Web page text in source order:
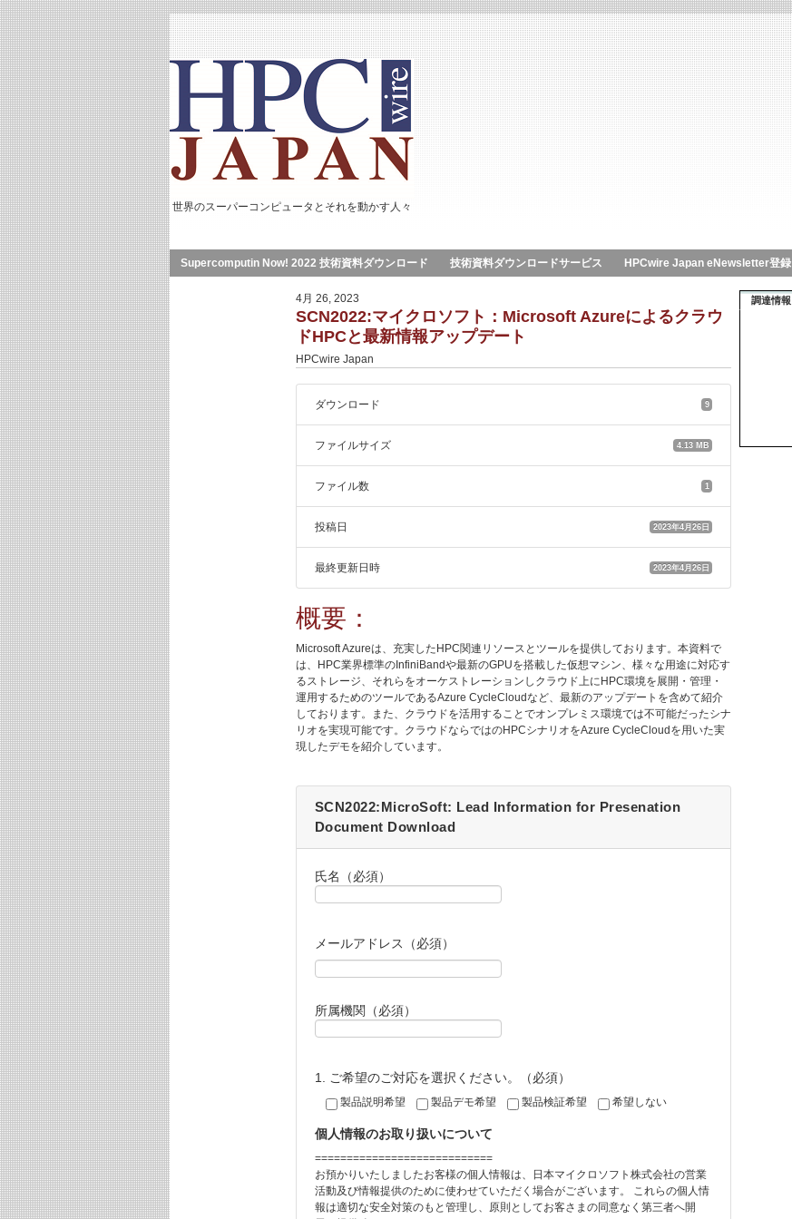
世界のスーパーコンピュータとそれを動かす人々
Supercomputin Now! 2022 技術資料ダウンロード 技術資料ダウンロードサービス HPCwire Japan eNewsletter登録
4月 26, 2023
SCN2022:マイクロソフト：Microsoft Azureによるクラウ
ドHPCと最新情報アップデート
HPCwire Japan
ダウンロード 9
ファイルサイズ 4.13 MB
ファイル数 1
投稿日 2023年4月26日
最終更新日時 2023年4月26日
概要：
Microsoft Azureは、充実したHPC関連リソースとツールを提供しております。本資料で
は、HPC業界標準のInfiniBandや最新のGPUを搭載した仮想マシン、様々な用途に対応す
るストレージ、それらをオーケストレーションしクラウド上にHPC環境を展開・管理・
運用するためのツールであるAzure CycleCloudなど、最新のアップデートを含めて紹介
しております。また、クラウドを活用することでオンプレミス環境では不可能だったシナ
リオを実現可能です。クラウドならではのHPCシナリオをAzure CycleCloudを用いた実
現したデモを紹介しています。
SCN2022:MicroSoft: Lead Information for Presenation
Document Download
氏名（必須）
メールアドレス（必須）
所属機関（必須）
1. ご希望のご対応を選択ください。（必須）
製品説明希望 製品デモ希望 製品検証希望 希望しない
個人情報のお取り扱いについて
============================
お預かりいたしましたお客様の個人情報は、日本マイクロソフト株式会社の営業
活動及び情報提供のために使わせていただく場合がございます。 これらの個人情
報は適切な安全対策のもと管理し、原則としてお客さまの同意なく第三者へ開
調達情報